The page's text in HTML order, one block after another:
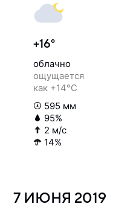
+16°
облачно
ощущается
как +14°C
595 мм
95%
2 м/с
14%
7 ИЮНЯ 2019